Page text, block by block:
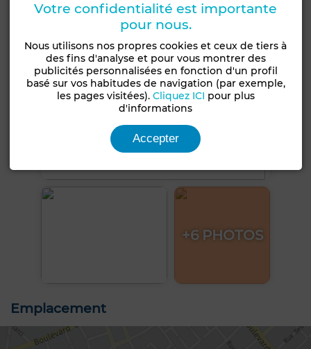
+6 PHOTOS
Emplacement
Votre confidentialité est importante
pour nous.
Nous utilisons nos propres cookies et ceux de tiers à
des fins d'analyse et pour vous montrer des
publicités personnalisées en fonction d'un profil
basé sur vos habitudes de navigation (par exemple,
les pages visitées). Cliquez ICI pour plus
d'informations
Accepter